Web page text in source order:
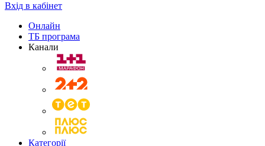
Вхід в кабінет
Онлайн
ТБ програма
Канали
Категорії